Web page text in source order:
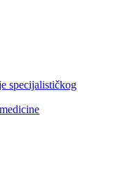
specijalističkog